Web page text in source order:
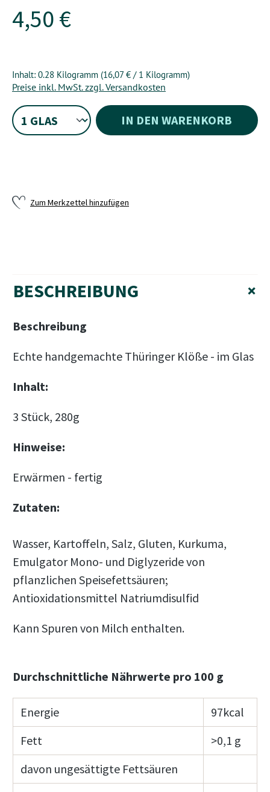
4,50 €
Inhalt: 0.28 Kilogramm (16,07 € / 1 Kilogramm)
Preise inkl. MwSt. zzgl. Versandkosten
IN DEN WARENKORB
Zum Merkzettel hinzufügen
BESCHREIBUNG +
Beschreibung
Echte handgemachte Thüringer Klöße - im Glas
Inhalt:
3 Stück, 280g
Hinweise:
Erwärmen - fertig
Zutaten:
Wasser, Kartoffeln, Salz, Gluten, Kurkuma,
Emulgator Mono- und Diglyzeride von
pflanzlichen Speisefettsäuren;
Antioxidationsmittel Natriumdisulfid
Kann Spuren von Milch enthalten.
Durchschnittliche Nährwerte pro 100 g
Energie
97kcal
Fett
>0,1 g
davon ungesättigte Fettsäuren